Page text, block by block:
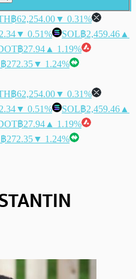
฿62,254.00▼ 0.31%
▼ 0.51% SOL฿2,459.46 ▲
฿27.94 ▲ 1.19%
฿272.35▼ 1.24%
฿62,254.00▼ 0.31%
▼ 0.51% SOL฿2,459.46 ▲
฿27.94 ▲ 1.19%
฿272.35▼ 1.24%